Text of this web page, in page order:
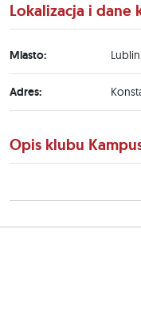
Lokalizacja i dane
Miasto: Lublin
Adres:
Opis klubu